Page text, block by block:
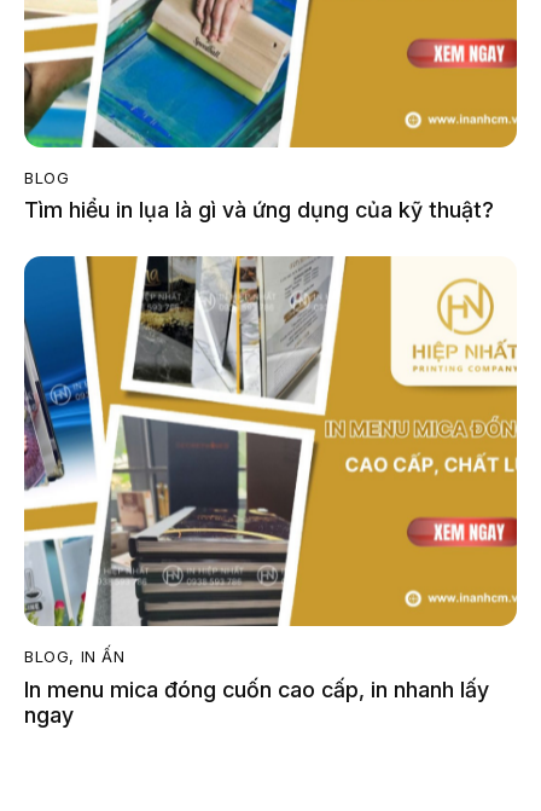
BLOG
Tìm hiểu in lụa là gì và ứng dụng của kỹ thuật?
BLOG, IN ẤN
In menu mica đóng cuốn cao cấp, in nhanh lấy
ngay